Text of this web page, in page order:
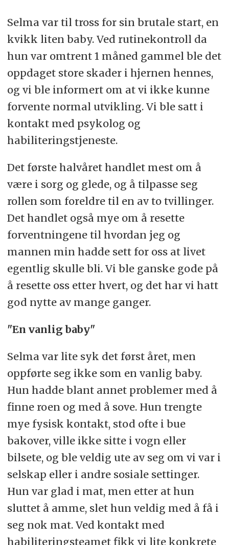
Selma var til tross for sin brutale start, en
kvikk liten baby. Ved rutinekontroll da
hun var omtrent 1 måned gammel ble det
oppdaget store skader i hjernen hennes,
og vi ble informert om at vi ikke kunne
forvente normal utvikling. Vi ble satt i
kontakt med psykolog og
habiliteringstjeneste.
Det første halvåret handlet mest om å
være i sorg og glede, og å tilpasse seg
rollen som foreldre til en av to tvillinger.
Det handlet også mye om å resette
forventningene til hvordan jeg og
mannen min hadde sett for oss at livet
egentlig skulle bli. Vi ble ganske gode på
å resette oss etter hvert, og det har vi hatt
god nytte av mange ganger.
"En vanlig baby"
Selma var lite syk det først året, men
oppførte seg ikke som en vanlig baby.
Hun hadde blant annet problemer med å
finne roen og med å sove. Hun trengte
mye fysisk kontakt, stod ofte i bue
bakover, ville ikke sitte i vogn eller
bilsete, og ble veldig ute av seg om vi var i
selskap eller i andre sosiale settinger.
Hun var glad i mat, men etter at hun
sluttet å amme, slet hun veldig med å få i
seg nok mat. Ved kontakt med
habiliteringsteamet fikk vi lite konkrete